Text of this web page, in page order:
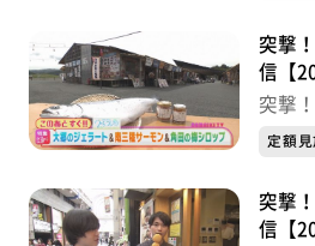
突撃
信【
分】
突撃
定額見
突撃
信【